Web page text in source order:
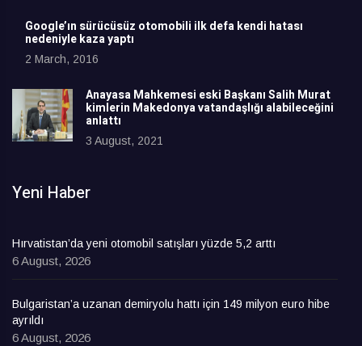
Google’ın sürücüsüz otomobili ilk defa kendi hatası
nedeniyle kaza yaptı
2 March, 2016
Anayasa Mahkemesi eski Başkanı Salih Murat
kimlerin Makedonya vatandaşlığı alabileceğini
anlattı
3 August, 2021
Yeni Haber
Hırvatistan’da yeni otomobil satışları yüzde 5,2 arttı
6 August, 2026
Bulgaristan’a uzanan demiryolu hattı için 149 milyon euro hibe
ayrıldı
6 August, 2026